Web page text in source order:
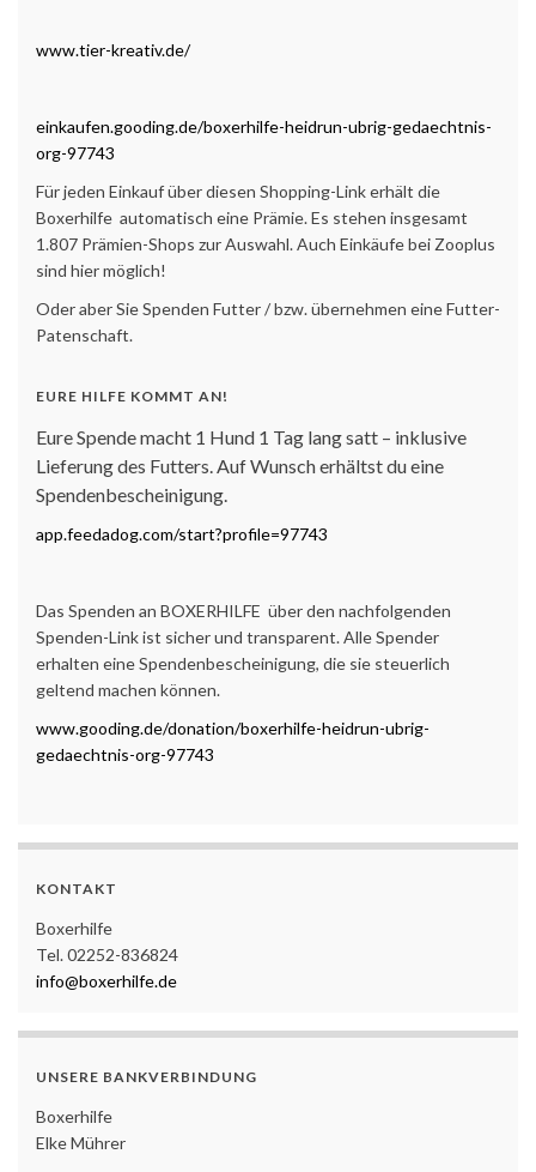
www.tier-kreativ.de/
einkaufen.gooding.de/boxerhilfe-heidrun-ubrig-gedaechtnis-
org-97743
Für jeden Einkauf über diesen Shopping-Link erhält die
Boxerhilfe automatisch eine Prämie. Es stehen insgesamt
1.807 Prämien-Shops zur Auswahl. Auch Einkäufe bei Zooplus
sind hier möglich!
Oder aber Sie Spenden Futter / bzw. übernehmen eine Futter-
Patenschaft.
EURE HILFE KOMMT AN!
Eure Spende macht 1 Hund 1 Tag lang satt – inklusive
Lieferung des Futters. Auf Wunsch erhältst du eine
Spendenbescheinigung.
app.feedadog.com/start?profile=97743
Das Spenden an BOXERHILFE über den nachfolgenden
Spenden-Link ist sicher und transparent. Alle Spender
erhalten eine Spendenbescheinigung, die sie steuerlich
geltend machen können.
www.gooding.de/donation/boxerhilfe-heidrun-ubrig-
gedaechtnis-org-97743
KONTAKT
Boxerhilfe
Tel. 02252-836824
info@boxerhilfe.de
UNSERE BANKVERBINDUNG
Boxerhilfe
Elke Mührer